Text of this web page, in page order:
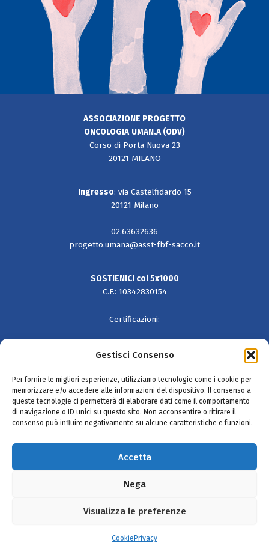
Gestisci Consenso
Per fornire le migliori esperienze, utilizziamo tecnologie come i cookie per
memorizzare e/o accedere alle informazioni del dispositivo. Il consenso a
queste tecnologie ci permetterà di elaborare dati come il comportamento
di navigazione o ID unici su questo sito. Non acconsentire o ritirare il
consenso può influire negativamente su alcune caratteristiche e funzioni.
Accetta
Nega
Visualizza le preferenze
Cookie Privacy
ASSOCIAZIONE PROGETTO
ONCOLOGIA UMAN.A (ODV)
Corso di Porta Nuova 23
20121 MILANO
Ingresso: via Castelfidardo 15
20121 Milano
02.63632636
progetto.umana@asst-fbf-sacco.it
SOSTIENICI col 5x1000
C.F.: 10342830154
Certificazioni: